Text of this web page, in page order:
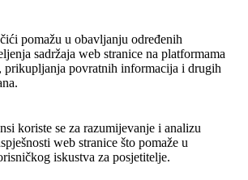
pomažu u obavljanju određenih
sadržaja web stranice na platformama
prikupljanja povratnih informacija i drugih
koriste se za razumijevanje i analizu
web stranice što pomaže u
iskustva za posjetitelje.